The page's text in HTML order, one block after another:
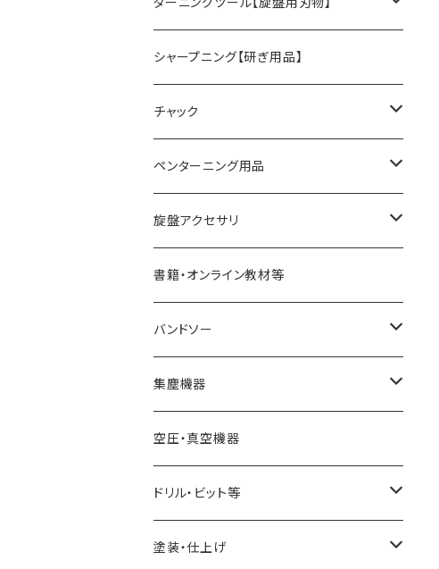
HSSツール
ACUTUS
NaCT
スクレーパー
パーティングツール
替刃式ツール
リングツール
コアリングツール
ホローイングツール
ハンドル
シャープニング【研ぎ用品】
チャック
4爪スクロールチャック
真空チャッキング用品
ペンターニング用品
ペン金具キット
ペンメイキングツール
旋盤アクセサリ
センター類
フェイスプレート
ドリル・コレットチャック
ワークライト（照明
球体治具
書籍・オンライン教材等
バンドソー
バンドソーブレード（帯鋸刃）
幅6mm
幅13mm
バンドソー本体
集塵機器
集塵機本体
集塵機オプションパーツ
空圧・真空機器
ドリル・ビット等
フォスナービット
塗装・仕上げ